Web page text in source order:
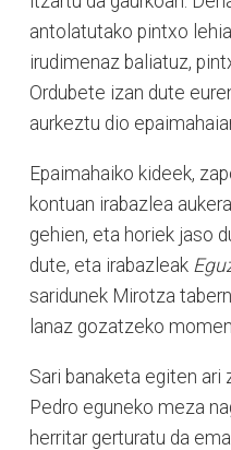
antolatutako pintxo
irudimenaz baliatuz,
Ordubete izan dute
aurkeztu dio
Epaimahaiko kideek,
kontuan irabazlea
gehien, eta horiek jaso
dute, eta irabazleak
saridunek Mirotza
lanaz gozatzeko
Sari banaketa egiten ari
Pedro eguneko meza
herritar gerturatu da